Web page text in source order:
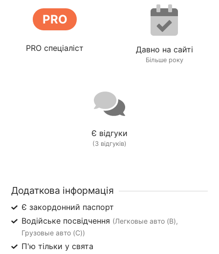
PRO
PRO спеціаліст Давно на сайті
Більше року
Є відгуки
(3 відгуків)
Додаткова інформація
Є закордонний паспорт
Водійське посвідчення (Легковые авто (B),
Грузовые авто (C))
П'ю тільки у свята